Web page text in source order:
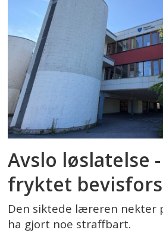
Avslo løslatelse
fryktet
Den siktede læreren nekter
ha gjort noe straffbart.